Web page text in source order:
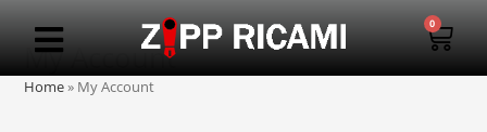
0
My Account
Home» My Account